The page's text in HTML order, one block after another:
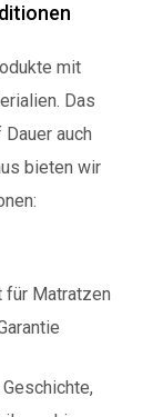
mit
Das
auch
bieten wir
für Matratzen